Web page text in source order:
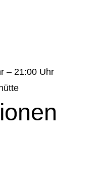
– 21:00 Uhr